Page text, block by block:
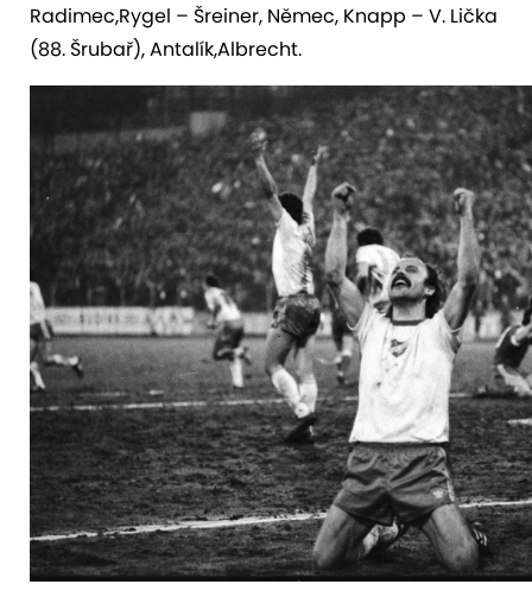
Radimec,Rygel – Šreiner, Němec, Knapp – V. Lička
(88. Šrubař), Antalík,Albrecht.